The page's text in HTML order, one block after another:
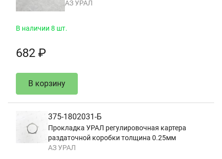
АЗ УРАЛ
В наличии 8 шт.
682 ₽
В корзину
375-1802031-Б
Прокладка УРАЛ регулировочная картера
раздаточной коробки толщина 0.25мм
АЗ УРАЛ